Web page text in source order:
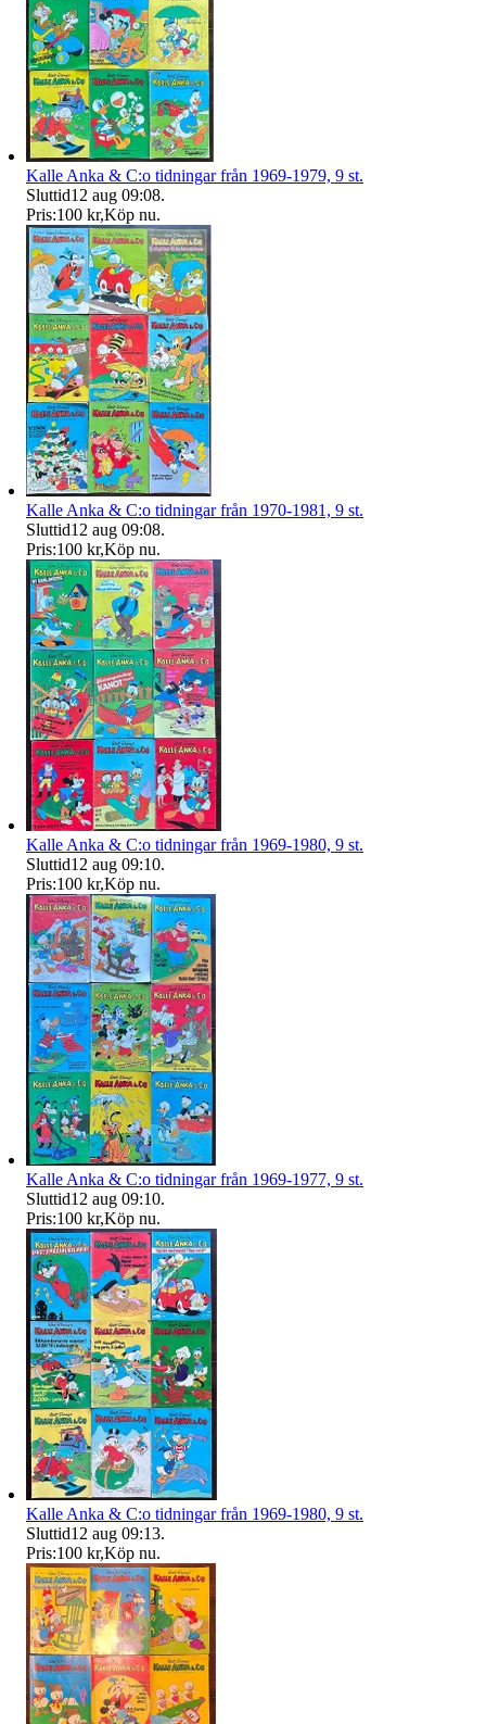
Kalle Anka & C:o tidningar från 1969-1979, 9 st.
Sluttid12 aug 09:08.
Pris:100 kr,Köp nu.
Kalle Anka & C:o tidningar från 1970-1981, 9 st.
Sluttid12 aug 09:08.
Pris:100 kr,Köp nu.
Kalle Anka & C:o tidningar från 1969-1980, 9 st.
Sluttid12 aug 09:10.
Pris:100 kr,Köp nu.
Kalle Anka & C:o tidningar från 1969-1977, 9 st.
Sluttid12 aug 09:10.
Pris:100 kr,Köp nu.
Kalle Anka & C:o tidningar från 1969-1980, 9 st.
Sluttid12 aug 09:13.
Pris:100 kr,Köp nu.